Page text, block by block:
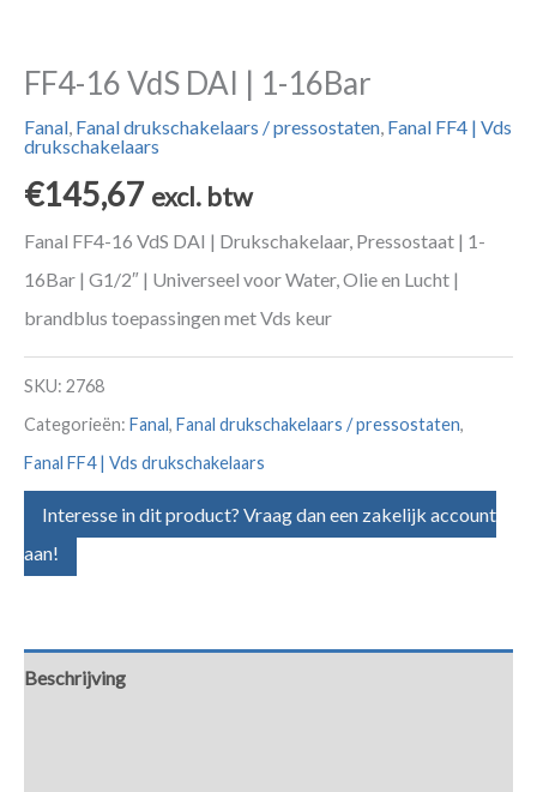
FF4-16 VdS DAI | 1-16Bar
Fanal, Fanal drukschakelaars / pressostaten, Fanal FF4 | Vds
drukschakelaars
€145,67 excl. btw
Fanal FF4-16 VdS DAI | Drukschakelaar, Pressostaat | 1-
16Bar | G1/2″ | Universeel voor Water, Olie en Lucht |
brandblus toepassingen met Vds keur
SKU: 2768
Categorieën: Fanal, Fanal drukschakelaars / pressostaten,
Fanal FF4 | Vds drukschakelaars
Interesse in dit product? Vraag dan een zakelijk account
aan!
Beschrijving